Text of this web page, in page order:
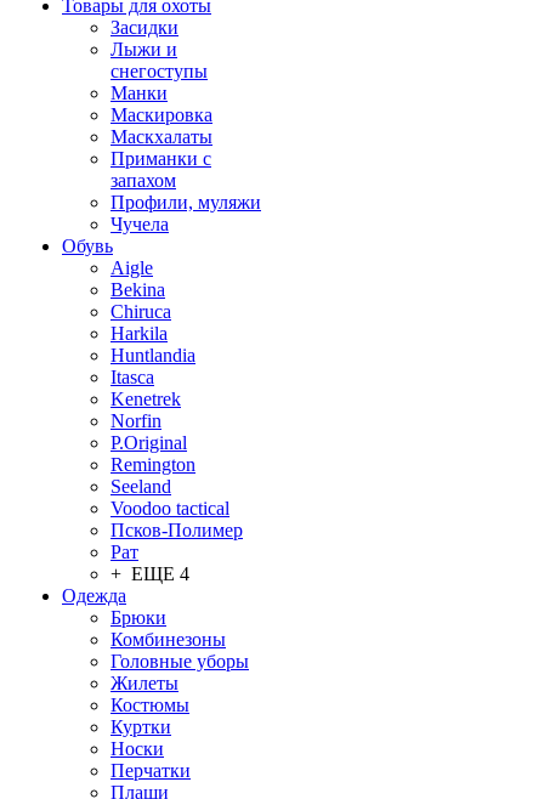
Товары для охоты
Засидки
Лыжи и
снегоступы
Манки
Маскировка
Маскхалаты
Приманки с
запахом
Профили, муляжи
Чучела
Обувь
Aigle
Bekina
Chiruсa
Harkila
Huntlandia
Itasca
Kenetrek
Norfin
P.Original
Remington
Seeland
Voodoo tactical
Псков-Полимер
Рат
+ ЕЩЕ 4
Одежда
Брюки
Комбинезоны
Головные уборы
Жилеты
Костюмы
Куртки
Носки
Перчатки
Плащи